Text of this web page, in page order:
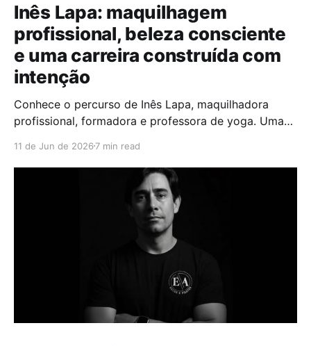
Inês Lapa: maquilhagem
profissional, beleza consciente
e uma carreira construída com
intenção
Conhece o percurso de Inês Lapa, maquilhadora
profissional, formadora e professora de yoga. Uma
organização e autocuidado.
11 de Jun de 2026 7 min read